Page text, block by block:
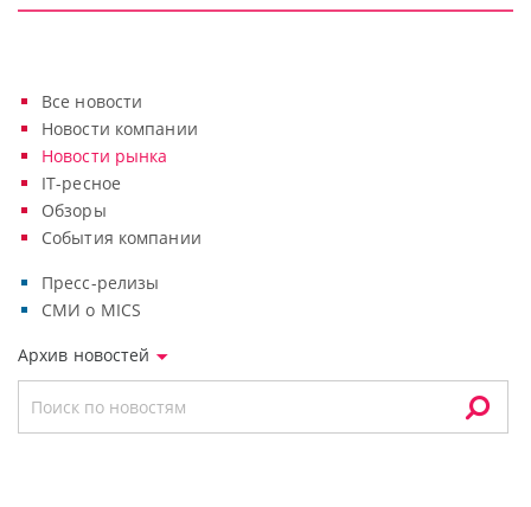
Все новости
Новости компании
Новости рынка
IT-ресное
Обзоры
События компании
Пресс-релизы
СМИ о MICS
Архив новостей